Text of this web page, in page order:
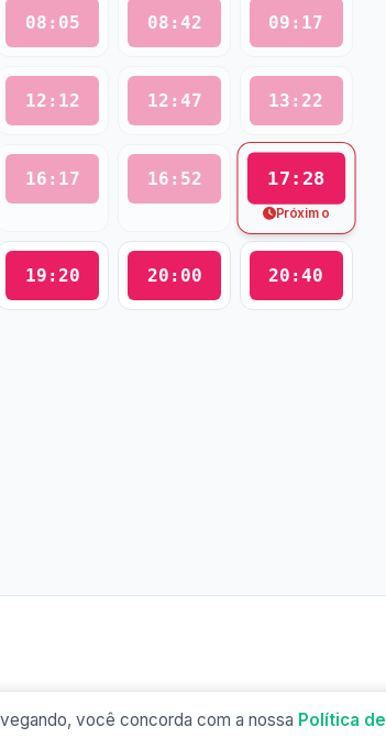
08:05 08:42 09:17
12:12 12:47 13:22
16:17 16:52 17:28
Próximo
19:20 20:00 20:40
Privacidade
você concorda com a nossa Política de